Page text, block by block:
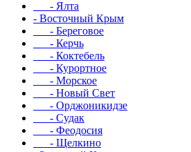
- Ялта
- Восточный Крым
- Береговое
- Керчь
- Коктебель
- Курортное
- Морское
- Новый Свет
- Орджоникидзе
- Судак
- Феодосия
- Щелкино